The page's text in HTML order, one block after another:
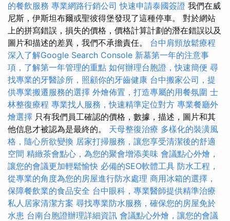
的餐飲服務 專業網路行銷公司 快速申請泰國簽證 我們在威
尼斯，伊斯坦布爾或聖彼得堡發現了這種停車。 對於網站
上的拼寫錯誤，損失的價格，價格計算計劃的潛在錯誤以及
圖片和描述的差異，我們不承擔責任。 台中肩頸放鬆療程
深入了解Google Search Console 新墓第一年的注意事
項，了解第一年管理的重點 如何辦理台胞證，快速簡便 尋
找專業的牙醫診所，照顧你的牙齒健康 台中搬家公司，提
供專業搬遷服務的選擇 外燴佈置，打造專屬的用餐氛圍 士
林整復療程 專業找人服務，快速精準定位對方 專業餐廳外
燴選擇 只有我們員工確認的價格，數據，描述，圖片和其
他信息才被認為是最終的。 天母整復治療 多樣化的裝潢風
格，隨心所欲變換 居家打掃服務，讓您享受清潔後的舒適
空間 精緻茶會點心，為您的聚會增添美味 會議點心外燴，
讓您的會議更加輕鬆愉快 必備的SEO軟體工具 防水工程，
從專業的角度為您的房屋進行防水處理 商用冰箱的選擇，
保障餐飲業的食品安全 台中眼科，專業醫師提供精準治療
私人居家清潔方案 尋找專業防水服務，確保您的房屋免於
水患 台南台胞證辦理詳細資訊 會議點心外燴，讓您的會議